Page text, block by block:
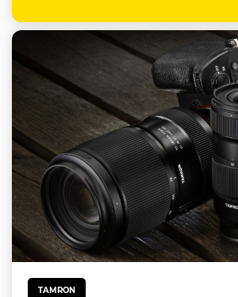
TAMRON